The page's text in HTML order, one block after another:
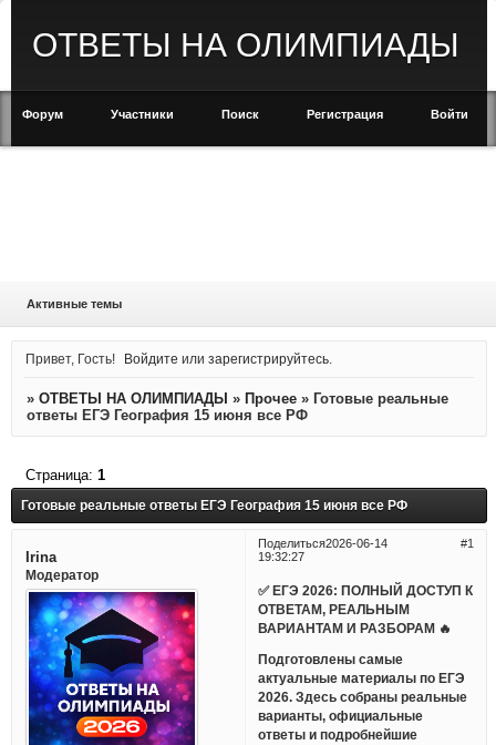
ОТВЕТЫ НА ОЛИМПИАДЫ
Форум Участники Поиск Регистрация Войти
Активные темы
Привет, Гость! Войдите илизарегистрируйтесь
» ОТВЕТЫ НА ОЛИМПИАДЫ » Прочее » Готовые реальные
ответы ЕГЭ География 15 июня все РФ
Готовые реальные ответы ЕГЭ География 15 июня все РФ
Страница: 1
Поделиться 1
2026-06-14
19:32:27
Irina
Модератор
✅ ЕГЭ 2026: ПОЛНЫЙ ДОСТУП К
ОТВЕТАМ, РЕАЛЬНЫМ
ВАРИАНТАМ И РАЗБОРАМ 🔥
Подготовлены самые
актуальные материалы по ЕГЭ
2026. Здесь собраны реальные
варианты, официальные
ответы и подробнейшие